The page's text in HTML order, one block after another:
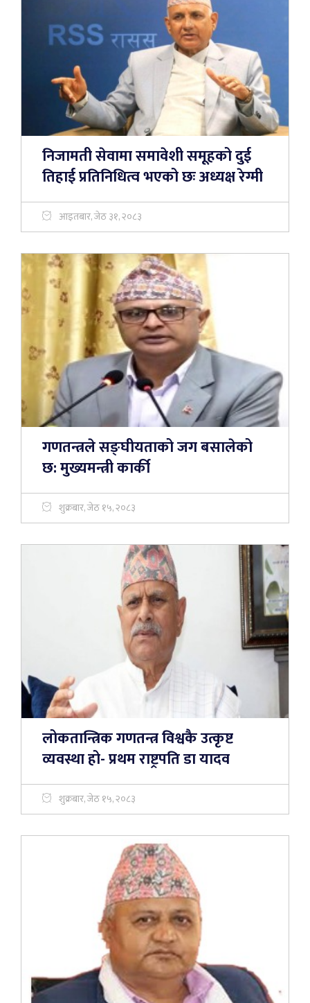
निजामती सेवामा समावेशी समूहको दुई
तिहाई प्रतिनिधित्व भएको छः अध्यक्ष रेग्मी
आइतबार, जेठ ३१, २०८३
गणतन्त्रले सङ्घीयताको जग बसालेको
छ: मुख्यमन्त्री कार्की
शुक्रबार, जेठ १५, २०८३
लोकतान्त्रिक गणतन्त्र विश्वकै उत्कृष्ट
व्यवस्था हो- प्रथम राष्ट्रपति डा यादव
शुक्रबार, जेठ १५, २०८३